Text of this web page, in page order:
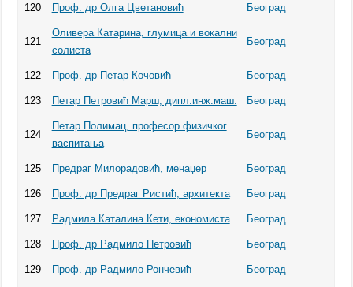
120 Проф. др Олга Цветановић Београд
121
Оливера Катарина, глумица и вокални
солиста
Београд
122 Проф. др Петар Кочовић Београд
123 Петар Петровић Марш, дипл.инж.маш. Београд
124
Петар Полимац, професор физичког
васпитања
Београд
125 Предраг Милорадовић, менаџер Београд
126 Проф. др Предраг Ристић, архитекта Београд
127 Радмила Каталина Кети, економиста Београд
128 Проф. др Радмило Петровић Београд
129 Проф. др Радмило Рончевић Београд